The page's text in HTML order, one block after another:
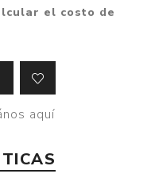
el costo de
aquí